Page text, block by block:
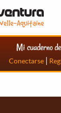
Mi cuaderno
Conectarse |